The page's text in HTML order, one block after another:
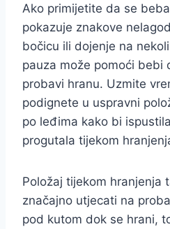
Ako primijetite da se
pokazuje znakove
bočicu ili dojenje na
pauza može pomoći bebi
probavi hranu. Uzmite
podignete u uspravni
po leđima kako bi
progutala tijekom
Položaj tijekom hranjenja
značajno utjecati na
pod kutom dok se hrani,